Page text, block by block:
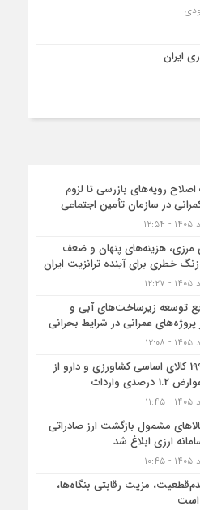
ایران
رویه‌های بازرسی تا لزوم
در سازمان تأمین اجتماعی
هزینه‌های پنهان و ضعف
خطری برای آینده ترانزیت ایران
توسعه زیرساخت‌های آبی و
عمرانی در شرایط بحرانی
معافیت 199 کالای اساسی کشاورزی و دارو از
واردات
مشمول بازگشت ارز صادراتی
ارزی ابلاغ شد
مزیت رقابتی بنگاه‌ها،
است